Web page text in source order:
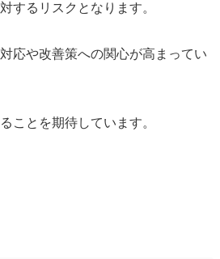
するリスクとなります。
応や改善策への関心が高まってい
ことを期待しています。